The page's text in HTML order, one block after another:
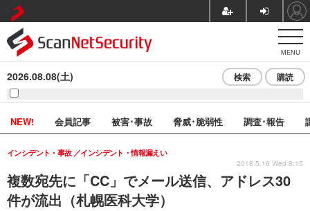
MENU
2026.08.08(土) 検索 購読
NEW! 会員記事 被害･事故 脅威･脆弱性 調査･報告
複数宛先に「CC」でメール送信、アドレス30
件が流出（札幌医科大学）
インシデント・事故 インシデント・情報漏えい
2018.5.16 Wed 8:15